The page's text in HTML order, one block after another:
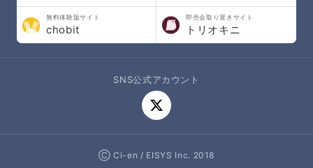
無料体験版サイト
chobit
即売会取り置きサイト
トリオキニ
SNS公式アカウント
Ⓒ Ci-en / EISYS Inc. 2018